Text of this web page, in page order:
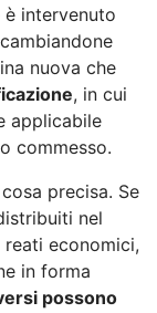
intervenuto
nuova che
, in cui
applicabile
commesso.
precisa. Se
nel
economici,
in forma
possono